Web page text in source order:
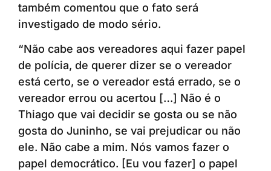
também comentou que o fato será
investigado de modo sério.
“Não cabe aos vereadores aqui fazer papel
de polícia, de querer dizer se o vereador
está certo, se o vereador está errado, se o
vereador errou ou acertou […] Não é o
Thiago que vai decidir se gosta ou se não
gosta do Juninho, se vai prejudicar ou não
ele. Não cabe a mim. Nós vamos fazer o
papel democrático. [Eu vou fazer] o papel